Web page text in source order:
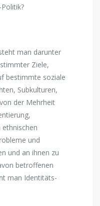
man darunter
Ziele,
bestimmte soziale
Subkulturen,
der Mehrheit
und
und an ihnen zu
betroffenen
man Identitäts-